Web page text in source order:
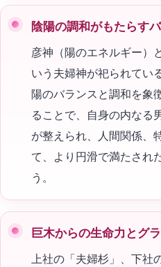
陰陽の調和がもたらす
彦神（陽のエネルギー）
いう夫婦神が祀られてい
陽のバランスと調和を象
ることで、自身の内なる
が整えられ、人間関係、
て、より円滑で満たされ
う。
巨木からの生命力とグ
上社の「夫婦杉」、下社